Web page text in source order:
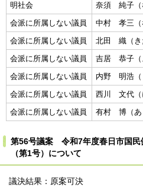
明社会
奈須 純子（
会派に所属しない議員
中村 孝三（
会派に所属しない議員
北田 織（き
会派に所属しない議員
吉居 恭子（
会派に所属しない議員
内野 明浩（
会派に所属しない議員
西川 文代（
会派に所属しない議員
有村 博（あ
第56号議案 令和7年度春日市国民
（第1号）について
議決結果：原案可決